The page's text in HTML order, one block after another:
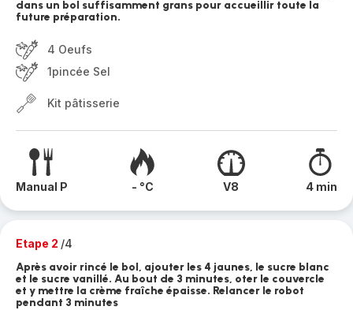
dans un bol suffisamment grans pour accueillir toute la
future préparation.
4 Oeufs
1pincée Sel
Kit pâtisserie
Manual P - °C V8 4 min
Etape 2 /4
Après avoir rincé le bol, ajouter les 4 jaunes, le sucre blanc
et le sucre vanillé. Au bout de 3 minutes, oter le couvercle
et y mettre la crème fraîche épaisse. Relancer le robot
pendant 3 minutes